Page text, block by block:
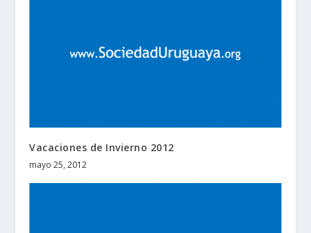
Vacaciones de Invierno 2012
mayo 25, 2012